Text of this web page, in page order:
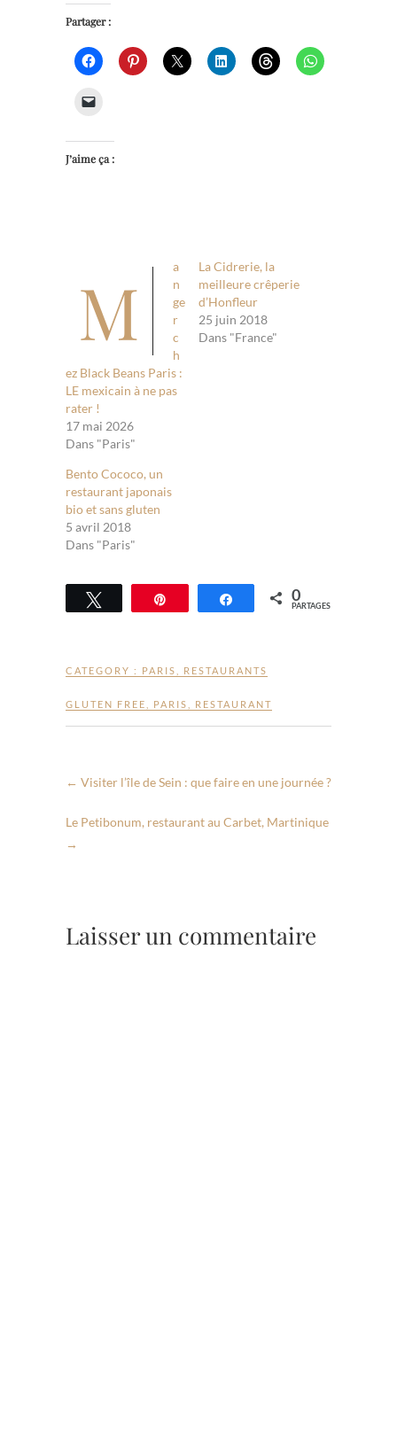
Partager :
J’aime ça :
M
a
n
ge
r
c
h
ez Black Beans Paris :
LE mexicain à ne pas
rater !
17 mai 2026
Dans "Paris"
La Cidrerie, la
meilleure crêperie
d’Honfleur
25 juin 2018
Dans "France"
Bento Cococo, un
restaurant japonais
bio et sans gluten
5 avril 2018
Dans "Paris"
Tweetez Partagez0
PARTAGES
CATEGORY : PARIS RESTAURANTS
GLUTEN FREE PARIS RESTAURANT
← Visiter l’île de Sein : que faire en une journée ?
Le Petibonum, restaurant au Carbet, Martinique
→
Laisser un commentaire